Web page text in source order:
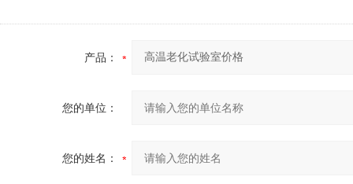
产品：
您的单位：
您的姓名：